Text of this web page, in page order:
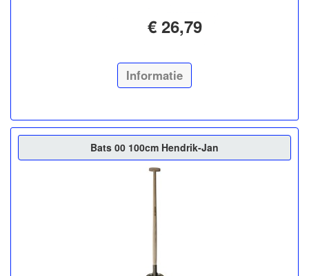
€ 26,79
Informatie
Bats 00 100cm Hendrik-Jan